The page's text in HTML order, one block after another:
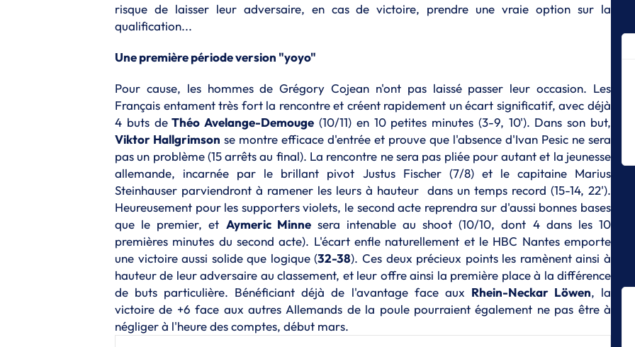
risque de laisser leur adversaire, en cas de victoire, prendre une vraie option sur la
qualification...
Une première période version "yoyo"
Pour cause, les hommes de Grégory Cojean n'ont pas laissé passer leur occasion. Les
Français entament très fort la rencontre et créent rapidement un écart significatif, avec déjà
4 buts deThéo Avelange-Demouge (10/11) en 10 petites minutes (3-9, 10'). Dans son but,
Viktor Hallgrimson se montre efficace d'entrée et prouve que l'absence d'Ivan Pesic ne sera
pas un problème (15 arrêts au final). La rencontre ne sera pas pliée pour autant et la jeunesse
allemande, incarnée par le brillant pivot Justus Fischer (7/8) et le capitaine Marius
Steinhauser parviendront à ramener les leurs à hauteur dans un temps record (15-14, 22').
Heureusement pour les supporters violets, le second acte reprendra sur d'aussi bonnes bases
que le premier, et Aymeric Minnesera intenable au shoot (10/10, dont 4 dans les 10
premières minutes du second acte). L'écart enfle naturellement et le HBC Nantes emporte
une victoire aussi solide que logique (32-38). Ces deux précieux points les ramènent ainsi à
hauteur de leur adversaire au classement, et leur offre ainsi la première place à la différence
de buts particulière. Bénéficiant déjà de l'avantage face aux Rhein-Neckar Löwen, la
victoire de +6 face aux autres Allemands de la poule pourraient également ne pas être à
négliger à l'heure des comptes, début mars.